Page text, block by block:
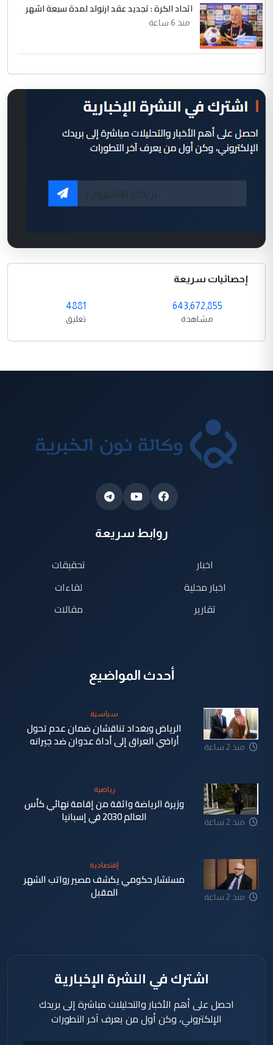
اتحاد الكرة : تجديد عقد ارنولد لمدة سبعة اشهر
منذ 6 ساعة
إحصائيات سريعة
643,672,855
مشاهدة
4881
تعليق
روابط سريعة
اخبار
اخبار محلية
تقارير
تحقيقات
لقاءات
مقالات
أحدث المواضيع
منذ 2 ساعة
سياسية
الرياض وبغداد تناقشان ضمان عدم تحول
أراضي العراق إلى أداة عدوان ضد جيرانه
منذ 2 ساعة
رياضية
وزيرة الرياضة واثقة من إقامة نهائي كأس
العالم 2030 في إسبانيا
منذ 2 ساعة
إقتصادية
مستشار حكومي يكشف مصير رواتب الشهر
المقبل
اشترك في النشرة الإخبارية
احصل على أهم الأخبار والتحليلات مباشرة إلى بريدك
الإلكتروني، وكن أول من يعرف آخر التطورات